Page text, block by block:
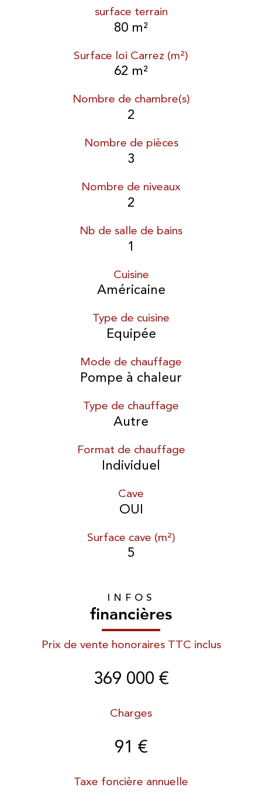
surface terrain
80 m²
Surface loi Carrez (m²)
62 m²
Nombre de chambre(s)
2
Nombre de pièces
3
Nombre de niveaux
2
Nb de salle de bains
1
Cuisine
Américaine
Type de cuisine
Equipée
Mode de chauffage
Pompe à chaleur
Type de chauffage
Autre
Format de chauffage
Individuel
Cave
OUI
Surface cave (m²)
5
INFOS
financières
Prix de vente honoraires TTC inclus
369 000 €
Charges
91 €
Taxe foncière annuelle